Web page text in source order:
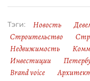
Тэги: Новость
Строительство
Недвижимость
Инвестиции
Brand voice